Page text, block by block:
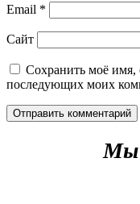
Email *
Сайт
Сохранить моё имя,
последующих моих
Мы